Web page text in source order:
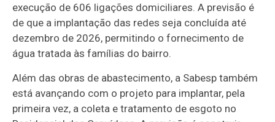
execução de 606 ligações domiciliares. A previsão é
de que a implantação das redes seja concluída até
dezembro de 2026, permitindo o fornecimento de
água tratada às famílias do bairro.
Além das obras de abastecimento, a Sabesp também
está avançando com o projeto para implantar, pela
primeira vez, a coleta e tratamento de esgoto no